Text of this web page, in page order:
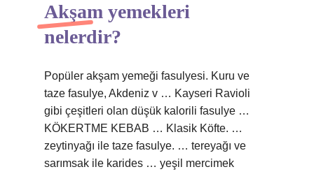
Akşam yemekleri
nelerdir?
Popüler akşam yemeği fasulyesi. Kuru ve
taze fasulye, Akdeniz v … Kayseri Ravioli
gibi çeşitleri olan düşük kalorili fasulye …
KÖKERTME KEBAB … Klasik Köfte. …
zeytinyağı ile taze fasulye. … tereyağı ve
sarımsak ile karides … yeşil mercimek